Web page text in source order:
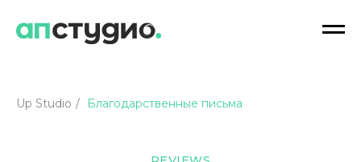
Up Studio / Благодарственные письма